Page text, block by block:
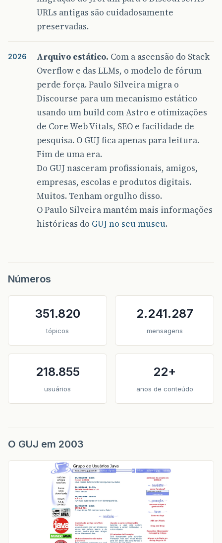
URLs antigas são cuidadosamente
preservadas.
2026 Arquivo estático. Com a ascensão do Stack
Overflow e das LLMs, o modelo de fórum
perde força. Paulo Silveira migra o
Discourse para um mecanismo estático
usando um build com Astro e otimizações
de Core Web Vitals, SEO e facilidade de
pesquisa. O GUJ fica apenas para leitura.
Fim de uma era.
Do GUJ nasceram profissionais, amigos,
empresas, escolas e produtos digitais.
Muitos. Tenham orgulho disso.
O Paulo Silveira mantém mais informações
históricas do GUJ no seu museu.
Números
351.820
tópicos
2.241.287
mensagens
218.855
usuários
22+
anos de conteúdo
O GUJ em 2003